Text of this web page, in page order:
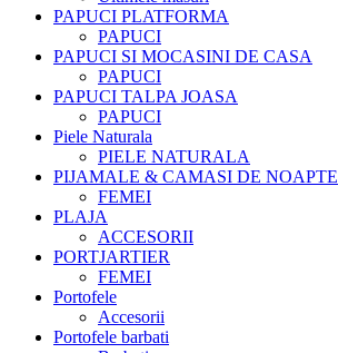
PAPUCI PLATFORMA
PAPUCI
PAPUCI SI MOCASINI DE CASA
PAPUCI
PAPUCI TALPA JOASA
PAPUCI
Piele Naturala
PIELE NATURALA
PIJAMALE & CAMASI DE NOAPTE
FEMEI
PLAJA
ACCESORII
PORTJARTIER
FEMEI
Portofele
Accesorii
Portofele barbati